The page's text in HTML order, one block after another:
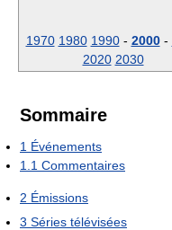
1970 1980 1990- 2000-
2020 2030
Sommaire
1 Événements
1.1 Commentaires
2 Émissions
3 Séries télévisées